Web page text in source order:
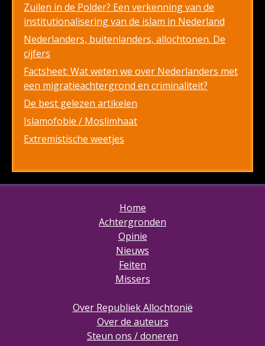
Zuilen in de Polder? Een verkenning van de
institutionalisering van de islam in Nederland
Nederlanders, buitenlanders, allochtonen. De
cijfers
Factsheet: Wat weten we over Nederlanders met
een migratieachtergrond en criminaliteit?
De best gelezen artikelen
Islamofobie / Moslimhaat
Extremistische weetjes
Home
Achtergronden
Opinie
Nieuws
Feiten
Missers
Over Republiek Allochtonië
Over de auteurs
Steun ons / doneren